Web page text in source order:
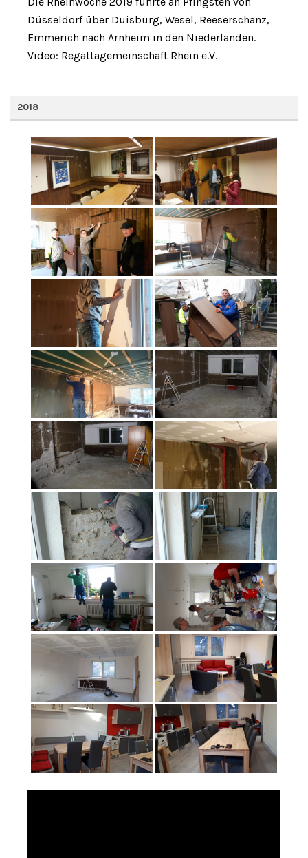
Düsseldorf über Duisburg, Wesel, Reeserschanz,
Emmerich nach Arnheim in den Niederlanden.
Video: Regattagemeinschaft Rhein e.V.
2018